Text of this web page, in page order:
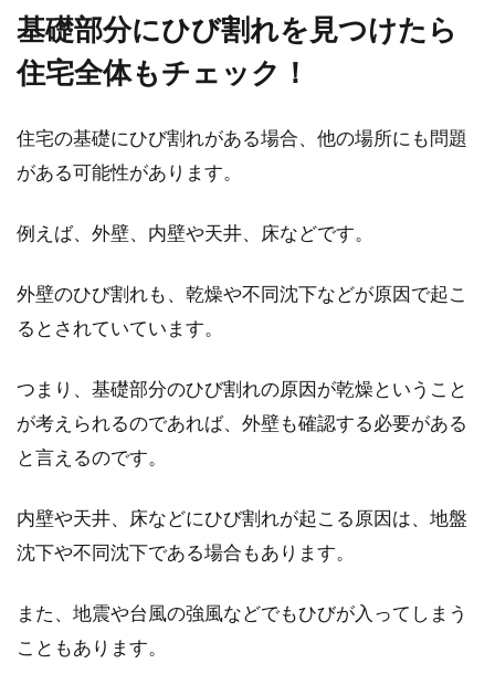
基礎部分にひび割れを見つけたら
住宅全体もチェック！
住宅の基礎にひび割れがある場合、他の場所にも問題
がある可能性があります。
例えば、外壁、内壁や天井、床などです。
外壁のひび割れも、乾燥や不同沈下などが原因で起こ
るとされていています。
つまり、基礎部分のひび割れの原因が乾燥ということ
が考えられるのであれば、外壁も確認する必要がある
と言えるのです。
内壁や天井、床などにひび割れが起こる原因は、地盤
沈下や不同沈下である場合もあります。
また、地震や台風の強風などでもひびが入ってしまう
こともあります。